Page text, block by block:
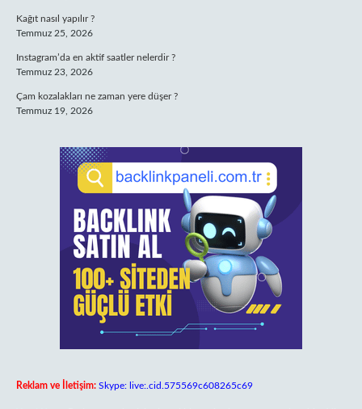
Kağıt nasıl yapılır ?
Temmuz 25, 2026
Instagram’da en aktif saatler nelerdir ?
Temmuz 23, 2026
Çam kozalakları ne zaman yere düşer ?
Temmuz 19, 2026
Reklam ve İletişim: Skype: live:.cid.575569c608265c69